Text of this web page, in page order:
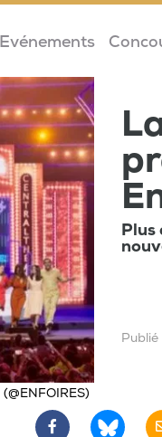
Evénements
Plus
Publié